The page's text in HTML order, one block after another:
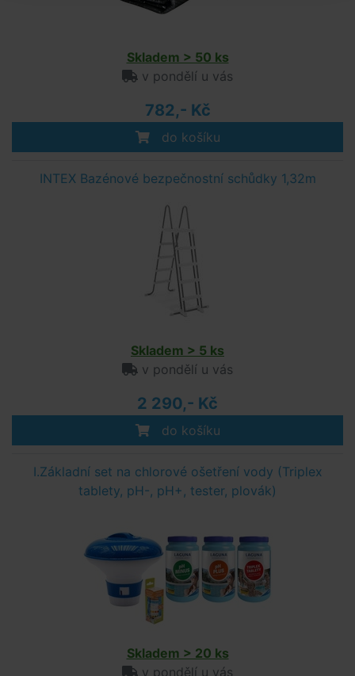
Skladem > 50 ks
v pondělí u vás
782,- Kč
do košíku
INTEX Bazénové bezpečnostní schůdky 1,32m
Skladem > 5 ks
v pondělí u vás
2 290,- Kč
do košíku
I.Základní set na chlorové ošetření vody (Triplex
tablety, pH-, pH+, tester, plovák)
Skladem > 20 ks
v pondělí u vás